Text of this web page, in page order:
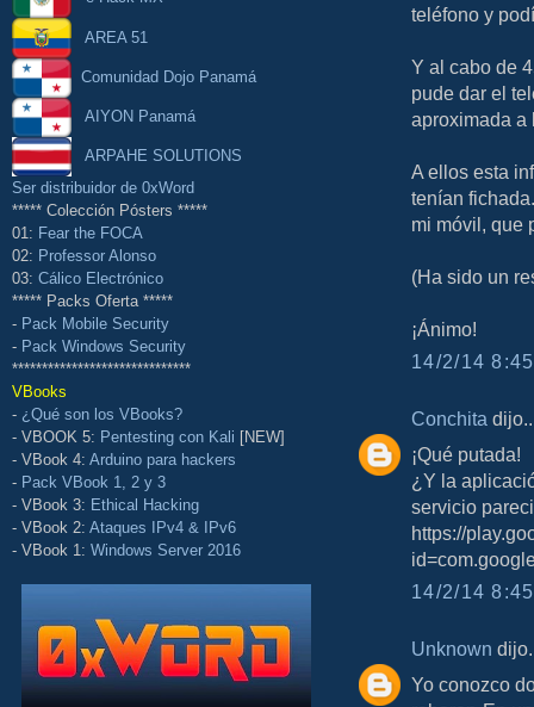
AREA 51
Comunidad Dojo Panamá
AIYON Panamá
ARPAHE SOLUTIONS
Ser distribuidor de 0xWord
***** Colección Pósters *****
01: Fear the FOCA
02: Professor Alonso
03: Cálico Electrónico
***** Packs Oferta *****
- Pack Mobile Security
- Pack Windows Security
******************************
VBooks
- ¿Qué son los VBooks?
- VBOOK 5: Pentesting con Kali [NEW]
- VBook 4: Arduino para hackers
- Pack VBook 1, 2 y 3
- VBook 3: Ethical Hacking
- VBook 2: Ataques IPv4 & IPv6
- VBook 1: Windows Server 2016
teléfono y
Y al cabo de
pude dar el
aproximada a
A ellos esta
tenían
mi móvil, que
(Ha sido un
¡Ánimo!
14/2/14
Conchita
¡Qué putada!
¿Y la
servicio
https://
14/2/14
Unknown
Yo conozco